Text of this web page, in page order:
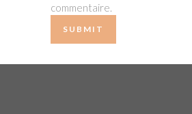
commentaire.